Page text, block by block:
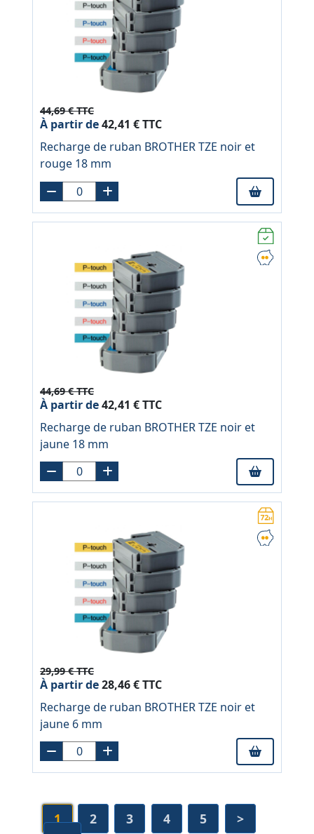
44,69 € TTC
À partir de42,41 € TTC
Recharge de ruban BROTHER TZE noir et
rouge 18 mm
44,69 € TTC
À partir de42,41 € TTC
Recharge de ruban BROTHER TZE noir et
jaune 18 mm
29,99 € TTC
À partir de28,46 € TTC
Recharge de ruban BROTHER TZE noir et
jaune 6 mm
1 2 3 4 5
>